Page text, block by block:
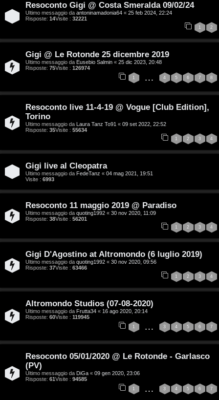
n
t
s
z
a
r
i
o
s
a
A
r
g
m
Resoconto Gigi @ Costa Smeralda 09/02/24
Ultimo messaggio da antoninamadonia64 « 25 feb 2024, 22:24
Risposte: 14Visite : 32221
1 2
Gigi @ Le Rotonde 25 dicembre 2019
Ultimo messaggio da Eusebio Salmin « 25 dic 2023, 20:48
Risposte: 75Visite : 126974
1 … 4 5 6 7 8
Resoconto live 11-4-19 @ Vogue [Club Edition],
Torino
Ultimo messaggio da Laura Tanz To91 « 09 set 2022, 22:52
Risposte: 35Visite : 55634
1 2 3 4
Gigi live al Cleopatra
Ultimo messaggio da FedeTanz « 04 mag 2021, 19:51
Visite : 6993
Resoconto 11 maggio 2019 @ Paradiso
Ultimo messaggio da quoting1992 « 30 nov 2020, 11:09
Risposte: 38Visite : 56201
1 2 3 4
Gigi D'Agostino at Altromondo (6 luglio 2019)
Ultimo messaggio da quoting1992 « 30 nov 2020, 09:56
Risposte: 37Visite : 63466
1 2 3 4
Altromondo Studios (07-08-2020)
Ultimo messaggio da Frutta34 « 16 ago 2020, 20:14
Risposte: 60Visite : 119945
1 … 3 4 5 6 7
Resoconto 05/01/2020 @ Le Rotonde - Garlasco
(PV)
Ultimo messaggio da DiGa « 09 gen 2020, 23:06
Risposte: 61Visite : 94585
1 … 3 4 5 6 7
t
i
i
G
g
D
'
A
g
o
s
t
i
n
o
i
n
o